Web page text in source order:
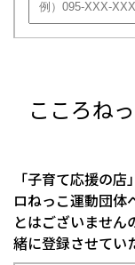
こころね
「子育て応援の
ロねっこ運動団体
とはございません
緒に登録させてい